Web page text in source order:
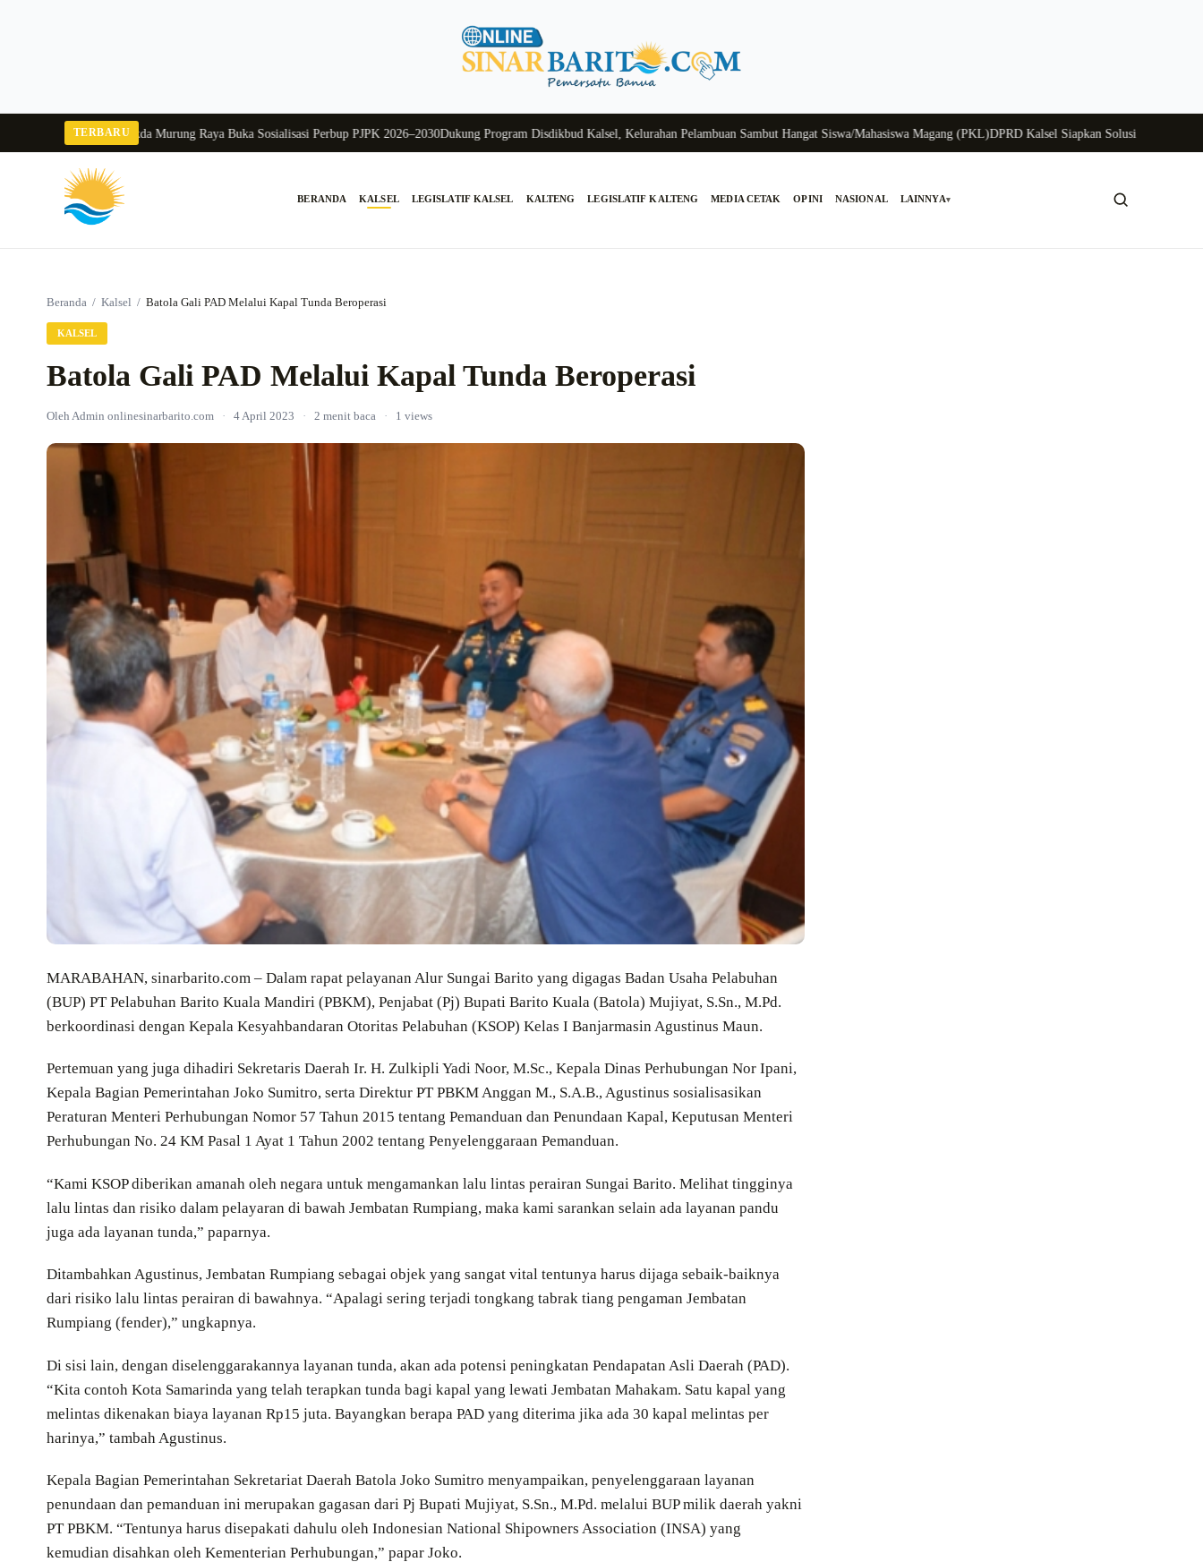
TERBARU
Pj Sekda Murung Raya Buka Sosialisasi Perbup PJPK 2026–2030Dukung Program Disdikbud Kalsel, Kelurahan Pelambuan Sambut Hangat Siswa/Mahasiswa Magang (PKL)DPRD Kalsel Siapkan Solusi Krisis Perunggasan
BERANDA KALSEL LEGISLATIF KALSEL KALTENG LEGISLATIF KALTENG MEDIA CETAK OPINI NASIONAL LAINNYA▾
Beranda / Kalsel / Batola Gali PAD Melalui Kapal Tunda Beroperasi
KALSEL
Batola Gali PAD Melalui Kapal Tunda Beroperasi
Oleh Admin onlinesinarbarito.com · 4 April 2023 · 2 menit baca · 1 views
MARABAHAN, sinarbarito.com – Dalam rapat pelayanan Alur Sungai Barito yang digagas Badan Usaha Pelabuhan
(BUP) PT Pelabuhan Barito Kuala Mandiri (PBKM), Penjabat (Pj) Bupati Barito Kuala (Batola) Mujiyat, S.Sn., M.Pd.
berkoordinasi dengan Kepala Kesyahbandaran Otoritas Pelabuhan (KSOP) Kelas I Banjarmasin Agustinus Maun.
Pertemuan yang juga dihadiri Sekretaris Daerah Ir. H. Zulkipli Yadi Noor, M.Sc., Kepala Dinas Perhubungan Nor Ipani,
Kepala Bagian Pemerintahan Joko Sumitro, serta Direktur PT PBKM Anggan M., S.A.B., Agustinus sosialisasikan
Peraturan Menteri Perhubungan Nomor 57 Tahun 2015 tentang Pemanduan dan Penundaan Kapal, Keputusan Menteri
Perhubungan No. 24 KM Pasal 1 Ayat 1 Tahun 2002 tentang Penyelenggaraan Pemanduan.
“Kami KSOP diberikan amanah oleh negara untuk mengamankan lalu lintas perairan Sungai Barito. Melihat tingginya
lalu lintas dan risiko dalam pelayaran di bawah Jembatan Rumpiang, maka kami sarankan selain ada layanan pandu
juga ada layanan tunda,” paparnya.
Ditambahkan Agustinus, Jembatan Rumpiang sebagai objek yang sangat vital tentunya harus dijaga sebaik-baiknya
dari risiko lalu lintas perairan di bawahnya. “Apalagi sering terjadi tongkang tabrak tiang pengaman Jembatan
Rumpiang (fender),” ungkapnya.
Di sisi lain, dengan diselenggarakannya layanan tunda, akan ada potensi peningkatan Pendapatan Asli Daerah (PAD).
“Kita contoh Kota Samarinda yang telah terapkan tunda bagi kapal yang lewati Jembatan Mahakam. Satu kapal yang
melintas dikenakan biaya layanan Rp15 juta. Bayangkan berapa PAD yang diterima jika ada 30 kapal melintas per
harinya,” tambah Agustinus.
Kepala Bagian Pemerintahan Sekretariat Daerah Batola Joko Sumitro menyampaikan, penyelenggaraan layanan
penundaan dan pemanduan ini merupakan gagasan dari Pj Bupati Mujiyat, S.Sn., M.Pd. melalui BUP milik daerah yakni
PT PBKM. “Tentunya harus disepakati dahulu oleh Indonesian National Shipowners Association (INSA) yang
kemudian disahkan oleh Kementerian Perhubungan,” papar Joko.